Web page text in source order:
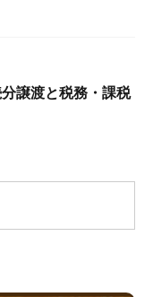
譲渡と税務・課税